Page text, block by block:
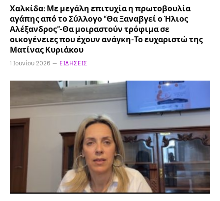
Χαλκίδα: Με μεγάλη επιτυχία η πρωτοβουλία
αγάπης από το Σύλλογο “Θα Ξαναβγεί ο Ήλιος
Αλέξανδρος”-Θα μοιραστούν τρόφιμα σε
οικογένειες που έχουν ανάγκη-Το ευχαριστώ της
Ματίνας Κυριάκου
1 Ιουνίου 2026 ΕΙΔΉΣΕΙΣ